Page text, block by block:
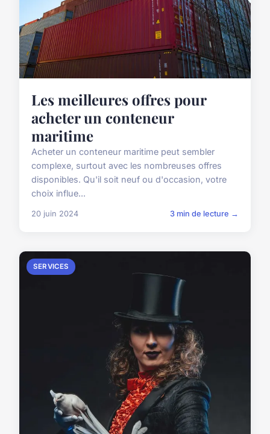
Les meilleures offres pour
acheter un conteneur
maritime
Acheter un conteneur maritime peut sembler
complexe, surtout avec les nombreuses offres
disponibles. Qu'il soit neuf ou d'occasion, votre
choix influe...
20 juin 2024 3 min de lecture →
SERVICES